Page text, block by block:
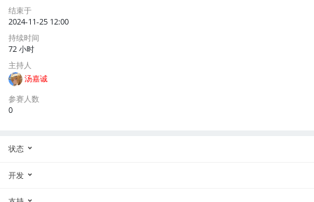
结束于
2024-11-25 12:00
持续时间
72 小时
主持人
汤嘉诚
参赛人数
0
状态
开发